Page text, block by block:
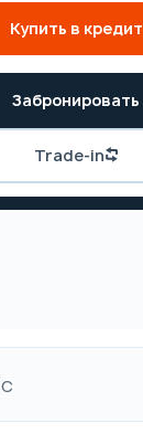
Купить в кредит
Trade-in
Забронировать